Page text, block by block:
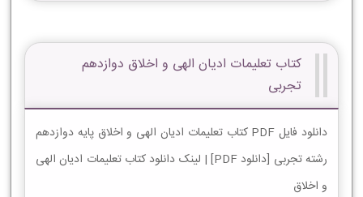
کتاب تعلیمات ادیان الهی و اخلاق دوازدهم
تجربی
دانلود فایل PDF کتاب تعلیمات ادیان الهی و اخلاق پایه دوازدهم
رشته تجربی [دانلود PDF] | لینک دانلود کتاب تعلیمات ادیان الهی
و اخلاق